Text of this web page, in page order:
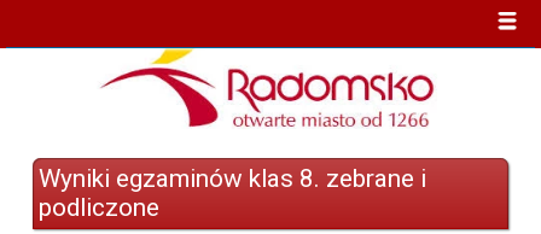
Wyniki egzaminów klas 8. zebrane i
podliczone